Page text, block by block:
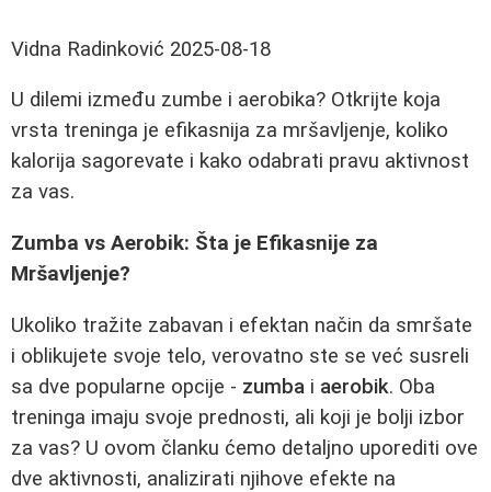
Vidna Radinković 2025-08-18
U dilemi između zumbe i aerobika? Otkrijte koja
vrsta treninga je efikasnija za mršavljenje, koliko
kalorija sagorevate i kako odabrati pravu aktivnost
za vas.
Zumba vs Aerobik: Šta je Efikasnije za
Mršavljenje?
Ukoliko tražite zabavan i efektan način da smršate
i oblikujete svoje telo, verovatno ste se već susreli
sa dve popularne opcije - zumba i aerobik. Oba
treninga imaju svoje prednosti, ali koji je bolji izbor
za vas? U ovom članku ćemo detaljno uporediti ove
dve aktivnosti, analizirati njihove efekte na